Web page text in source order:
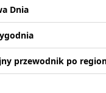
Dnia
przewodnik po